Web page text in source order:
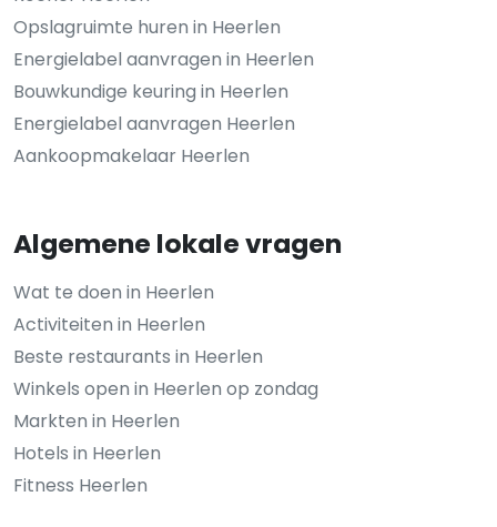
Opslagruimte huren in Heerlen
Energielabel aanvragen in Heerlen
Bouwkundige keuring in Heerlen
Energielabel aanvragen Heerlen
Aankoopmakelaar Heerlen
Algemene lokale vragen
Wat te doen in Heerlen
Activiteiten in Heerlen
Beste restaurants in Heerlen
Winkels open in Heerlen op zondag
Markten in Heerlen
Hotels in Heerlen
Fitness Heerlen